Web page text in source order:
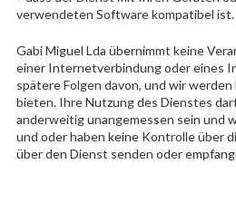
verwendeten Software kompatibel ist.
Gabi Miguel Lda übernimmt keine
einer Internetverbindung oder eines
spätere Folgen davon, und wir
bieten. Ihre Nutzung des Dienstes
anderweitig unangemessen sein und
und oder haben keine Kontrolle über
über den Dienst senden oder